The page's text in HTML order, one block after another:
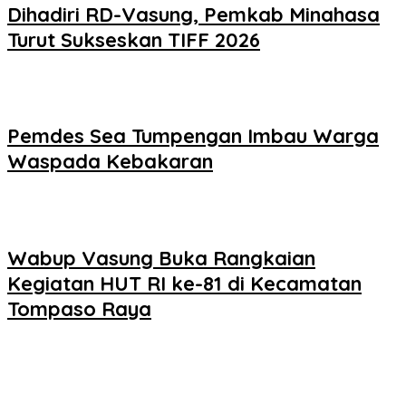
Dihadiri RD-Vasung, Pemkab Minahasa
Turut Sukseskan TIFF 2026
Pemdes Sea Tumpengan Imbau Warga
Waspada Kebakaran
Wabup Vasung Buka Rangkaian
Kegiatan HUT RI ke-81 di Kecamatan
Tompaso Raya